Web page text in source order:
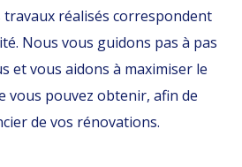
travaux réalisés correspondent
Nous vous guidons pas à pas
et vous aidons à maximiser le
vous pouvez obtenir, afin de
de vos rénovations.